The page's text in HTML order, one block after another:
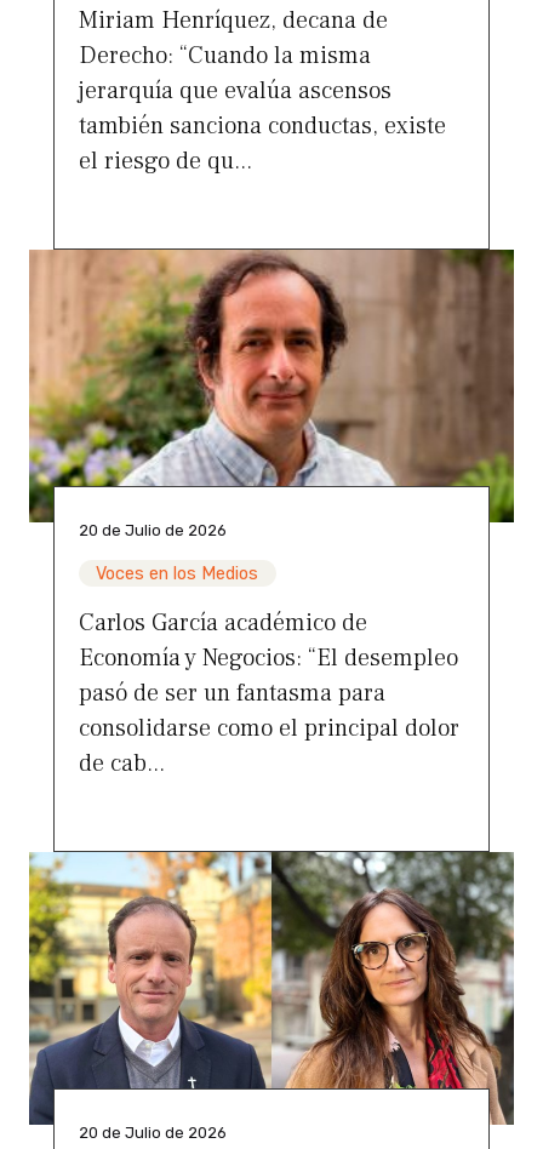
Miriam Henríquez, decana de
Derecho: “Cuando la misma
jerarquía que evalúa ascensos
también sanciona conductas, existe
el riesgo de qu...
20 de Julio de 2026
Voces en los Medios
Carlos García académico de
Economía y Negocios: “El desempleo
pasó de ser un fantasma para
consolidarse como el principal dolor
de cab...
20 de Julio de 2026